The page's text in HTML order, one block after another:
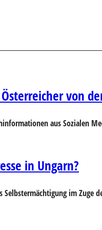
von
aus Sozialen
in Ungarn?
im Zuge